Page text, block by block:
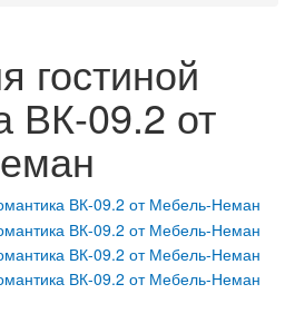
гостиной
ВК-09.2 от